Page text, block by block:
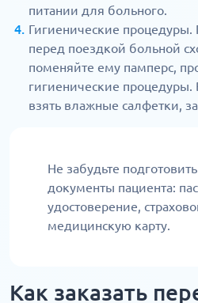
питании для больного.
Гигиенические
перед поездкой больной
поменяйте ему памперс,
гигиенические
взять влажные салфетки,
Не забудьте
документы пациента:
удостоверение,
медицинскую карту.
Как заказать